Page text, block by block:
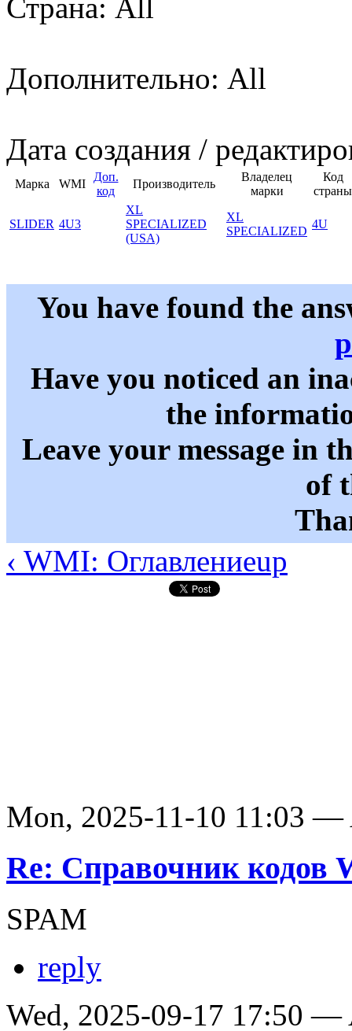
Страна: All
Дополнительно: All
Дата создания /
Марка WMI
Доп.
код
Производитель
Владелец
марки
Код
страны
SLIDER 4U3
XL
SPECIALIZED
(USA)
XL
SPECIALIZED
4U
You have found the
Have you noticed an
the
Leave your message in
of
‹ WMI: Оглавлениеup
Mon, 2025-11-10 11:03 —
Re: Справочник кодов
SPAM
reply
Wed, 2025-09-17 17:50 —